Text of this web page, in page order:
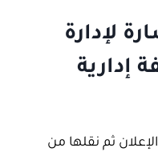
لإدارة
92 وظيفة إدارية
ثم نقلها من